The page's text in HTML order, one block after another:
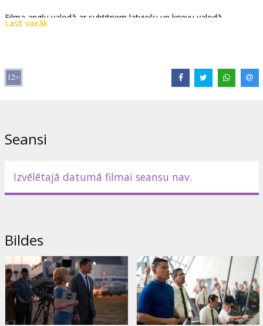
Filma angļu valodā ar subtitriem latviešu un krievu valodā.
Režisors:
Lomās:
Woody Harrelson
Lasīt vairāk
Seansi
Izvēlētajā datumā filmai seansu nav.
Bildes